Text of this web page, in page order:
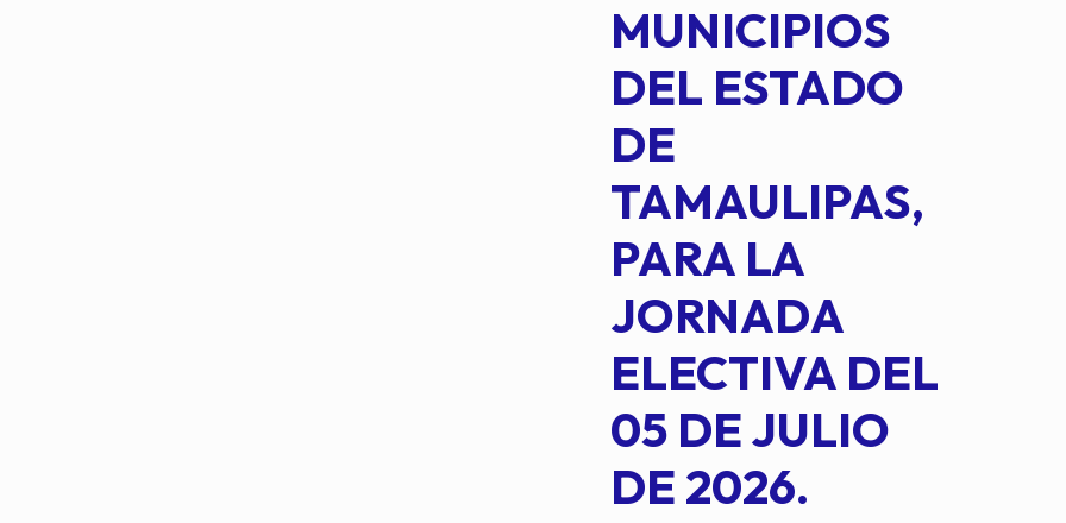
MUNICIPIOS
DEL ESTADO
DE
TAMAULIPAS,
PARA LA
JORNADA
ELECTIVA DEL
05 DE JULIO
DE 2026.